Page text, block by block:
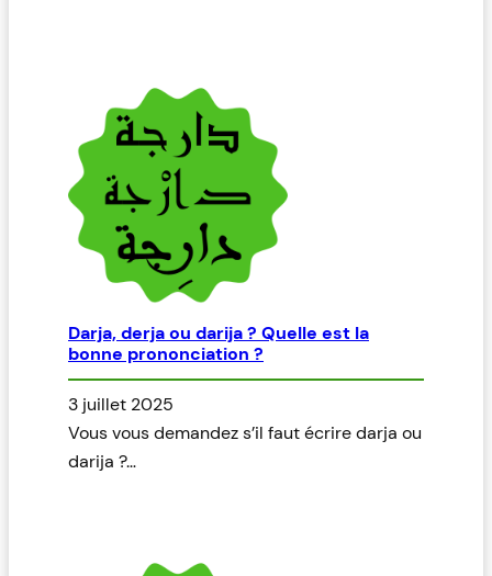
Darja, derja ou darija ? Quelle est la
bonne prononciation ?
3 juillet 2025
Vous vous demandez s’il faut écrire darja ou
darija ?…